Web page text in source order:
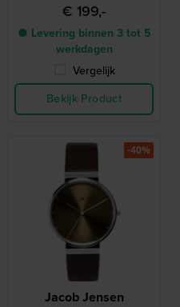
€ 199,-
● Levering binnen 3 tot 5
werkdagen
Vergelijk
Bekijk Product
Jacob Jensen
-40%